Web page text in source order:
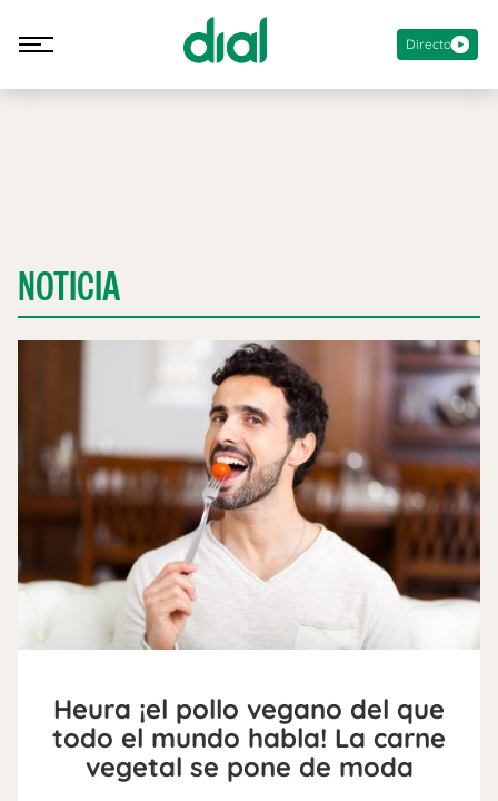
Directo
NOTICIA
Heura ¡el pollo vegano del que
todo el mundo habla! La carne
vegetal se pone de moda